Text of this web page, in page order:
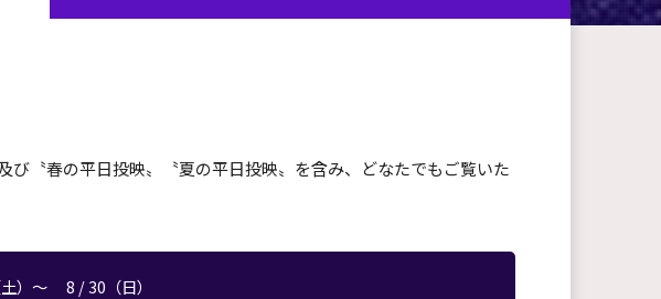
び〝春の平日投映〟〝夏の平日投映〟を含み、どなたでもご覧いた
）～ 8 / 30（日）